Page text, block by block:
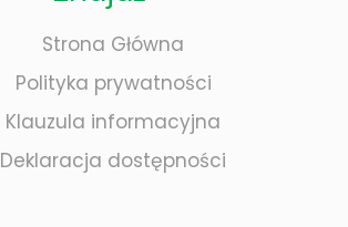
Strona Główna
Polityka prywatności
Klauzula informacyjna
Deklaracja dostępności